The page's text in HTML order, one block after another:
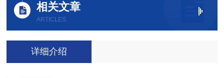
相关文章
ARTICLES
详细介绍